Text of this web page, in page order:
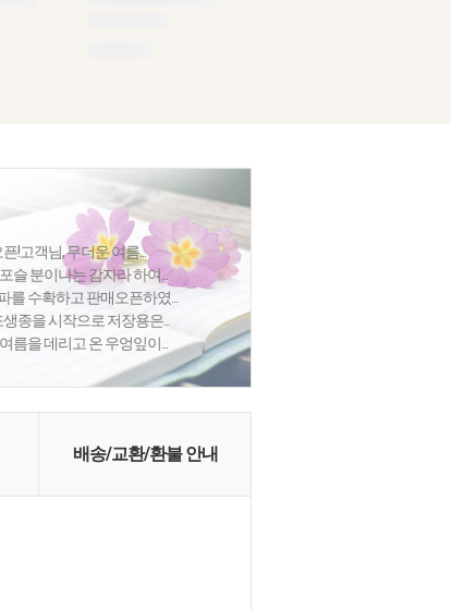
!고객님, 무더운 여름...
분이나는 감자라 하여...
수확하고 판매오픈하였...
종을 시작으로 저장용은...
을 데리고 온 우엉잎이...
배송/교환/환불 안내